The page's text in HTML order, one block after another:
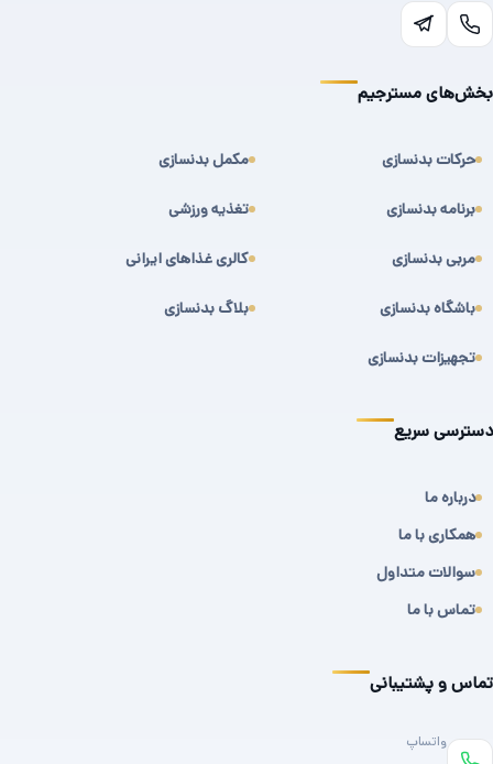
بخش‌های مسترجیم
حرکات بدنسازی
برنامه بدنسازی
مربی بدنسازی
باشگاه بدنسازی
تجهیزات بدنسازی
مکمل بدنسازی
تغذیه ورزشی
کالری غذاهای ایرانی
بلاگ بدنسازی
دسترسی سریع
درباره ما
همکاری با ما
سوالات متداول
تماس با ما
تماس و پشتیبانی
واتساپ